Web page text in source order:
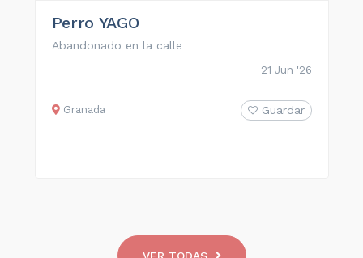
Perro YAGO
Abandonado en la calle
21 Jun '26
Granada Guardar
VER TODAS